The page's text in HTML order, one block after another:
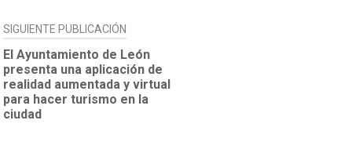
SIGUIENTE PUBLICACIÓN
El Ayuntamiento de León
presenta una aplicación de
realidad aumentada y virtual
para hacer turismo en la
ciudad